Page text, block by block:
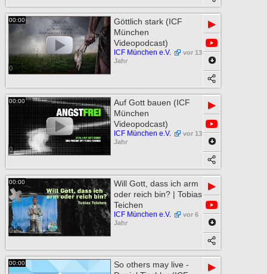
00:00
0
Göttlich stark (ICF
München
Videopodcast)
ICF München e.V.
vor 13
Jahr
▶
00:00
0
Auf Gott bauen (ICF
München
Videopodcast)
ICF München e.V.
vor 13
Jahr
▶
00:00
0
Will Gott, dass ich arm
oder reich bin? | Tobias
Teichen
ICF München e.V.
vor 6
Jahr
▶
00:00
So others may live -
▶